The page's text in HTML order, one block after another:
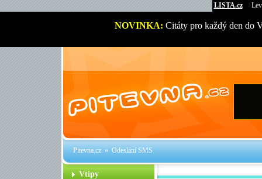
LISTA.cz
NOVINKA: Citáty pro každý den do
Pitevna.cz» Odeslání SMS
Vtipy